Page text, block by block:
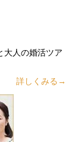
大人の婚活ツア
詳しくみる→